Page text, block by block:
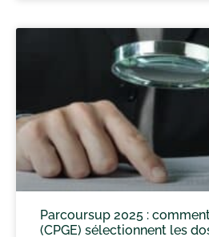
Parcoursup 2025 :
(CPGE) sélectionnent les